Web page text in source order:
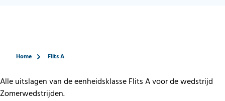
Home Flits A
Alle uitslagen van de eenheidsklasse Flits A voor de wedstrijd
Zomerwedstrijden.